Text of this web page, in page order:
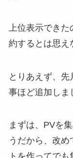
上位表示でき
約するとは思え
とりあえず、
事ほど追加しま
まずは、PVを
うだから、改